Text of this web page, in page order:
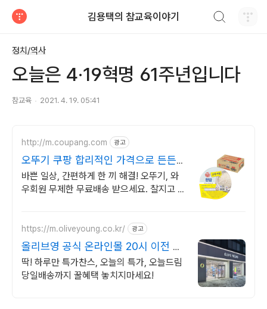
김용택의 참교육이야기
정치/역사
오늘은 4·19혁명 61주년입니다
참교육 2021. 4. 19. 05:41
http://m.coupang.com 광고
오뚜기 쿠팡 합리적인 가격으로 든든하
게
바쁜 일상, 간편하게 한 끼 해결! 오뚜기, 와
우회원 무제한 무료배송 받으세요. 찰지고 고
https://m.oliveyoung.co.kr/ 광고
올리브영 공식 온라인몰 20시 이전 주
문은 오늘드림
딱! 하루만 특가찬스, 오늘의 특가, 오늘드림
당일배송까지 꿀혜택 놓치지마세요!